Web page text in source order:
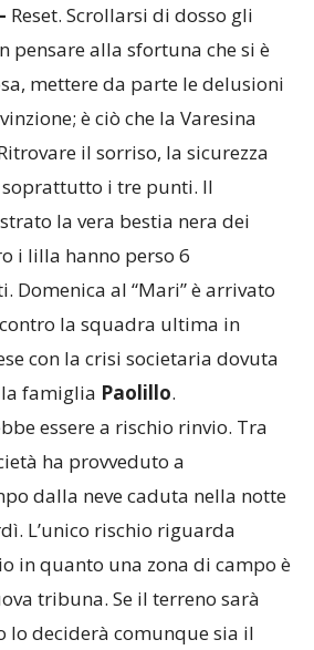
Reset. Scrollarsi di dosso gli
alla sfortuna che si è
mettere da parte le delusioni
è ciò che la Varesina
il sorriso, la sicurezza
i tre punti. Il
la vera bestia nera dei
i lilla hanno perso 6
Domenica al “Mari” è arrivato
la squadra ultima in
con la crisi societaria dovuta
famiglia Paolillo.
essere a rischio rinvio. Tra
ha provveduto a
dalla neve caduta nella notte
L’unico rischio riguarda
in quanto una zona di campo è
tribuna. Se il terreno sarà
lo deciderà comunque sia il